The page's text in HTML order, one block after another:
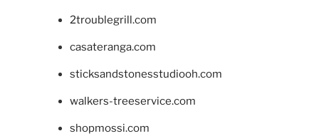
2troublegrill.com
casateranga.com
sticksandstonesstudiooh.com
walkers-treeservice.com
shopmossi.com